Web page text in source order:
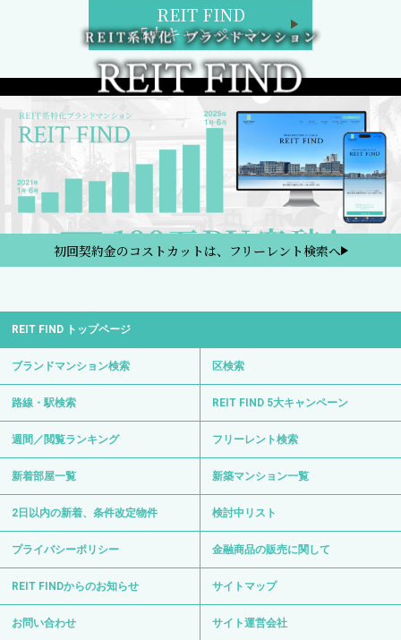
REIT FIND
5大キャンペーン
初回契約金のコストカットは、フリーレント検索へ
REIT FIND トップページ
ブランドマンション検索 区検索
路線・駅検索 REIT FIND 5大キャンペーン
週間／閲覧ランキング フリーレント検索
新着部屋一覧 新築マンション一覧
2日以内の新着、条件改定物件 検討中リスト
プライバシーポリシー 金融商品の販売に関して
REIT FINDからのお知らせ サイトマップ
お問い合わせ サイト運営会社